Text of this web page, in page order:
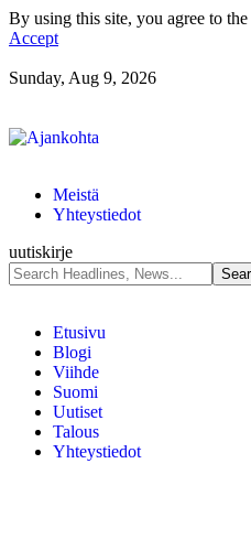
By using this site, you agree to the
Accept
Sunday, Aug 9, 2026
Meistä
Yhteystiedot
uutiskirje
Etusivu
Blogi
Viihde
Suomi
Uutiset
Talous
Yhteystiedot